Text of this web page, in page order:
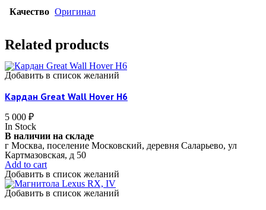
Качество Оригинал
Related products
Добавить в список желаний
Кардан Great Wall Hover H6
5 000 ₽
In Stock
В наличии на складе
г Москва, поселение Московский, деревня Саларьево, ул
Картмазовская, д 50
Add to cart
Добавить в список желаний
Добавить в список желаний